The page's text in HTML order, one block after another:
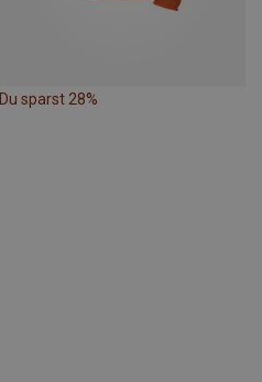
Du sparst 28%